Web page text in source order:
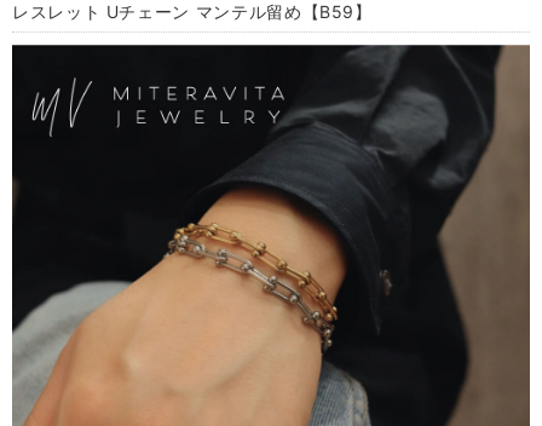
レスレット Uチェーン マンテル留め【B59】